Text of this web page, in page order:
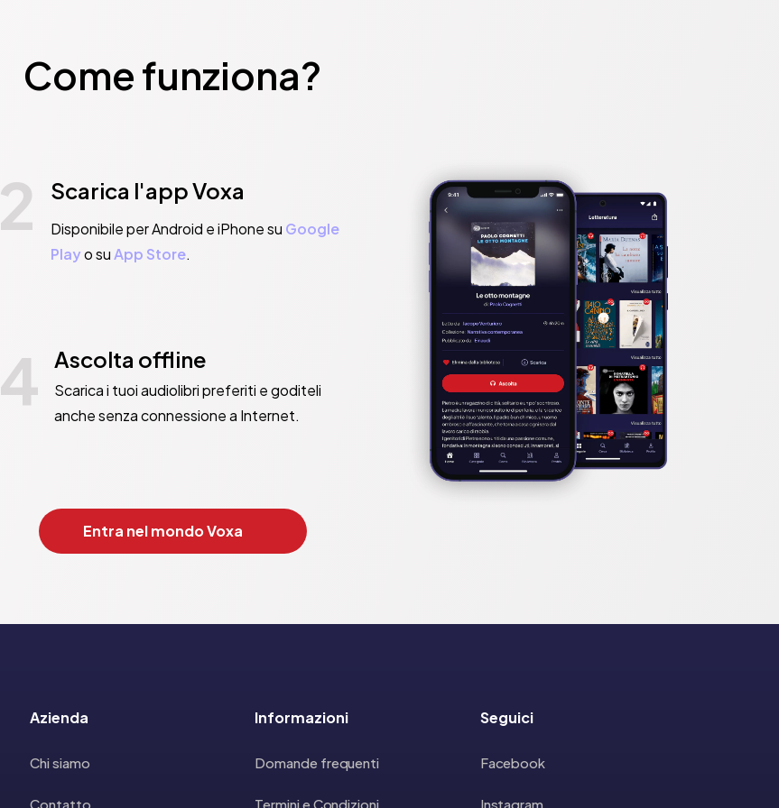
Come funziona?
2 Scarica l'app Voxa
Disponibile per Android e iPhone su Google
Playo suApp Store.
4 Ascolta offline
Scarica i tuoi audiolibri preferiti e goditeli
anche senza connessione a Internet.
Entra nel mondo Voxa
Azienda
Chi siamo
Contatto
Informazioni
Domande frequenti
Termini e Condizioni
Seguici
Facebook
Instagram